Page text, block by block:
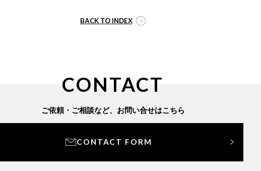
BACK TO INDEX
CONTACT
ご依頼・ご相談など、 お問い合せはこちら
CONTACT FORM